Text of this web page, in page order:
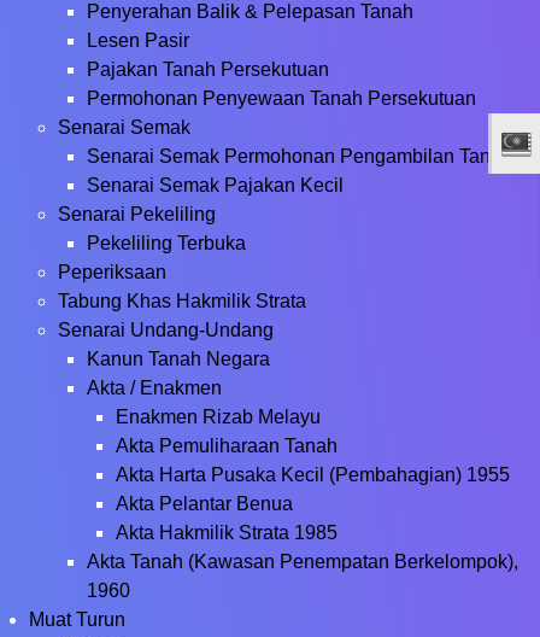
Penyerahan Balik & Pelepasan Tanah
Lesen Pasir
Pajakan Tanah Persekutuan
Permohonan Penyewaan Tanah Persekutuan
Senarai Semak
Senarai Semak Permohonan Pengambilan Tanah
Senarai Semak Pajakan Kecil
Senarai Pekeliling
Pekeliling Terbuka
Peperiksaan
Tabung Khas Hakmilik Strata
Senarai Undang-Undang
Kanun Tanah Negara
Akta / Enakmen
Enakmen Rizab Melayu
Akta Pemuliharaan Tanah
Akta Harta Pusaka Kecil (Pembahagian) 1955
Akta Pelantar Benua
Akta Hakmilik Strata 1985
Akta Tanah (Kawasan Penempatan Berkelompok),
1960
Muat Turun